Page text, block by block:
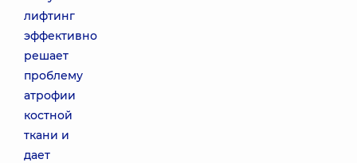
лифтинг
эффективно
решает
проблему
атрофии
костной
ткани и
дает